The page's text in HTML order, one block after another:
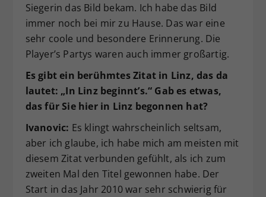
Siegerin das Bild bekam. Ich habe das Bild
immer noch bei mir zu Hause. Das war eine
sehr coole und besondere Erinnerung. Die
Player’s Partys waren auch immer großartig.
Es gibt ein berühmtes Zitat in Linz, das da
lautet: „In Linz beginnt’s.“ Gab es etwas,
das für Sie hier in Linz begonnen hat?
Ivanovic: Es klingt wahrscheinlich seltsam,
aber ich glaube, ich habe mich am meisten mit
diesem Zitat verbunden gefühlt, als ich zum
zweiten Mal den Titel gewonnen habe. Der
Start in das Jahr 2010 war sehr schwierig für